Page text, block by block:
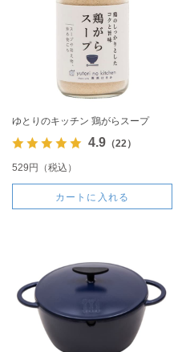
ゆとりのキッチン 鶏がらスープ
4.9（22）
529円（税込）
カートに入れる